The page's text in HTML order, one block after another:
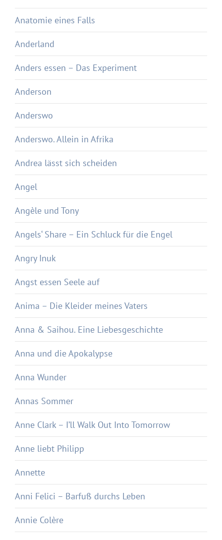
Anatomie eines Falls
Anderland
Anders essen – Das Experiment
Anderson
Anderswo
Anderswo. Allein in Afrika
Andrea lässt sich scheiden
Angel
Angèle und Tony
Angels‘ Share – Ein Schluck für die Engel
Angry Inuk
Angst essen Seele auf
Anima – Die Kleider meines Vaters
Anna & Saihou. Eine Liebesgeschichte
Anna und die Apokalypse
Anna Wunder
Annas Sommer
Anne Clark – I’ll Walk Out Into Tomorrow
Anne liebt Philipp
Annette
Anni Felici – Barfuß durchs Leben
Annie Colère